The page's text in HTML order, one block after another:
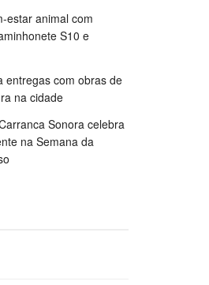
estar animal com
S10 e
entregas com obras de
na cidade
Sonora celebra
na Semana da